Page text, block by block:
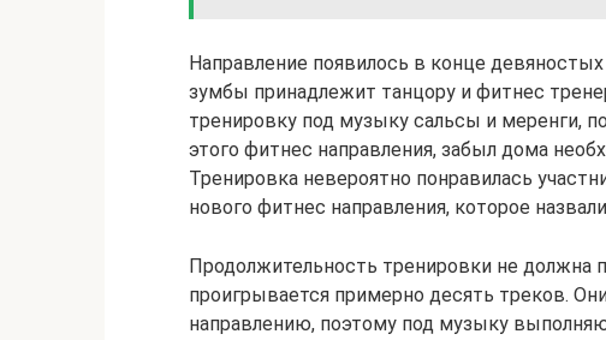
Направление появилось в конце
зумбы принадлежит танцору и фитнес
тренировку под музыку сальсы и меренги,
этого фитнес направления, забыл дома
Тренировка невероятно понравилась
нового фитнес направления, которое
Продолжительность тренировки не должна
проигрывается примерно десять треков.
направлению, поэтому под музыку